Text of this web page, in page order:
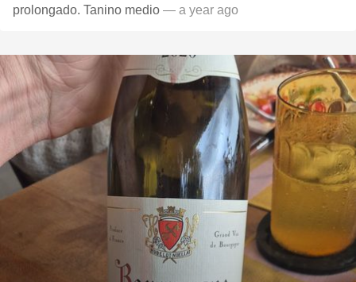
prolongado. Tanino medio — a year ago